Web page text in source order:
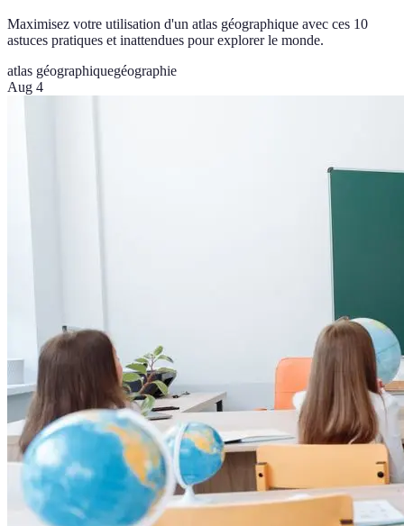
Maximisez votre utilisation d'un atlas géographique avec ces 10
astuces pratiques et inattendues pour explorer le monde.
atlas géographiquegéographie
Aug 4